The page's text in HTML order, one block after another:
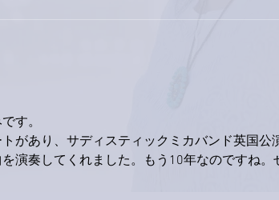
す。
があり、サディスティックミカバンド英国公
演奏してくれました。もう10年なのですね。